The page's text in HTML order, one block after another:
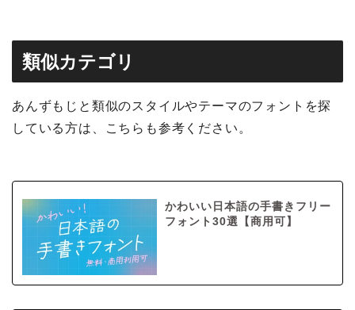
類似カテゴリ
あんずもじと類似のスタイルやテーマのフォントを探
している方は、こちらも参考ください。
かわいい日本語の手書きフリー
フォント30選【商用可】